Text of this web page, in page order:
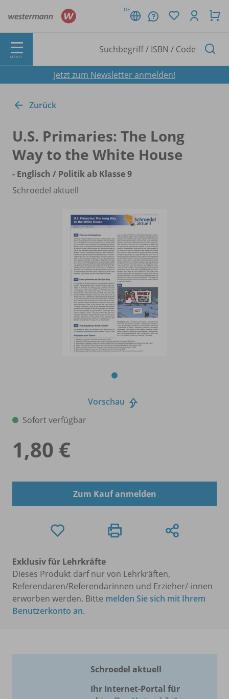
DE
MENÜ
Jetzt zum Newsletter anmelden!
Zurück
U.S. Primaries: The Long
Way to the White House
- Englisch / Politik ab Klasse 9
Schroedel aktuell
Vorschau
Sofort verfügbar
1,80 €
Zum Kauf anmelden
Exklusiv für Lehrkräfte
Dieses Produkt darf nur von Lehrkräften,
Referendaren/Referendarinnen und Erzieher/-innen
erworben werden. Bitte melden Sie sich mit Ihrem
Benutzerkonto an.
Schroedel aktuell
Ihr Internet-Portal für